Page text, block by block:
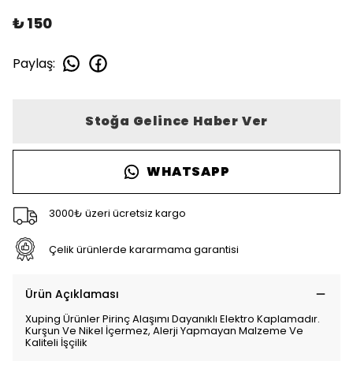
₺ 150
Paylaş:
Stoğa Gelince Haber Ver
WHATSAPP
3000₺ üzeri ücretsiz kargo
Çelik ürünlerde kararmama garantisi
Ürün Açıklaması
Xuping Ürünler Pirinç Alaşımı Dayanıklı Elektro Kaplamadır.
Kurşun Ve Nikel İçermez, Alerji Yapmayan Malzeme Ve
Kaliteli İşçilik